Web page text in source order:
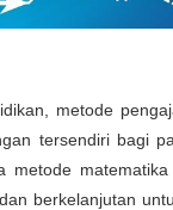
metode
tersendiri bagi
metode
berkelanjutan